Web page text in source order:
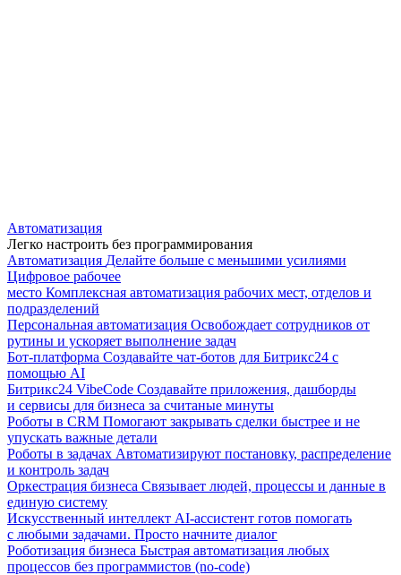
Автоматизация
Легко настроить без программирования
Автоматизация Делайте больше с меньшими усилиями
Цифровое рабочее
место Комплексная автоматизация рабочих мест, отделов и
подразделений
Персональная автоматизация Освобождает сотрудников от
рутины и ускоряет выполнение задач
Бот-платформа Создавайте чат-ботов для Битрикс24 с
помощью AI
Битрикс24 VibeCode Создавайте приложения, дашборды
и сервисы для бизнеса за считаные минуты
Роботы в CRM Помогают закрывать сделки быстрее и не
упускать важные детали
Роботы в задачах Автоматизируют постановку, распределение
и контроль задач
Оркестрация бизнеса Связывает людей, процессы и данные в
единую систему
Искусственный интеллект AI-ассистент готов помогать
с любыми задачами. Просто начните диалог
Роботизация бизнеса Быстрая автоматизация любых
процессов без программистов (no-code)